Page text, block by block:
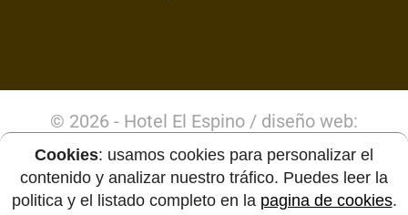
© 2026 - Hotel El Espino / diseño web:
asturias.com
Cookies: usamos cookies para personalizar el
contenido y analizar nuestro tráfico. Puedes leer la
politica y el listado completo en la pagina de cookies.